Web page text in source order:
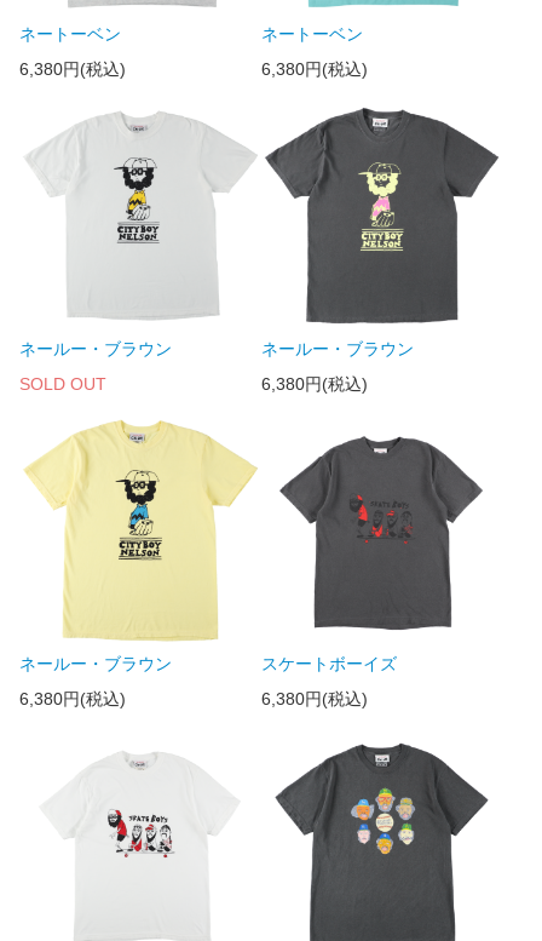
ネートーベン
6,380円(税込)
ネートーベン
6,380円(税込)
ネールー・ブラウン
SOLD OUT
ネールー・ブラウン
6,380円(税込)
ネールー・ブラウン
6,380円(税込)
スケートボーイズ
6,380円(税込)